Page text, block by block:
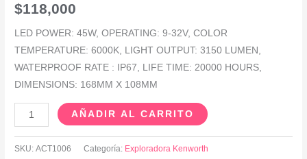
$118,000
LED POWER: 45W, OPERATING: 9-32V, COLOR
TEMPERATURE: 6000K, LIGHT OUTPUT: 3150 LUMEN,
WATERPROOF RATE : IP67, LIFE TIME: 20000 HOURS,
DIMENSIONS: 168MM X 108MM
AÑADIR AL CARRITO
SKU:ACT1006 Categoría: Exploradora Kenworth